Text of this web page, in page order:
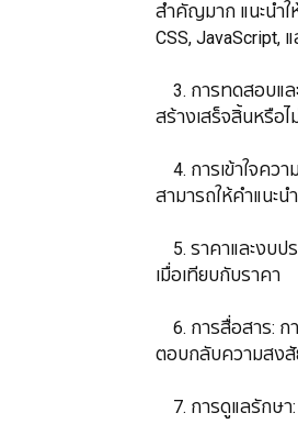
สำคัญมาก แนะนำใ
CSS, JavaScript,
3. การทดสอบแล
สร้างเสร็จสิ้นหรือ
4. การเข้าใจคว
สามารถให้คำแนะน
5. ราคาและงบป
เมื่อเทียบกับราคา
6. การสื่อสาร: ก
ตอบกลับความสงสั
7. การดูแลรักษา: